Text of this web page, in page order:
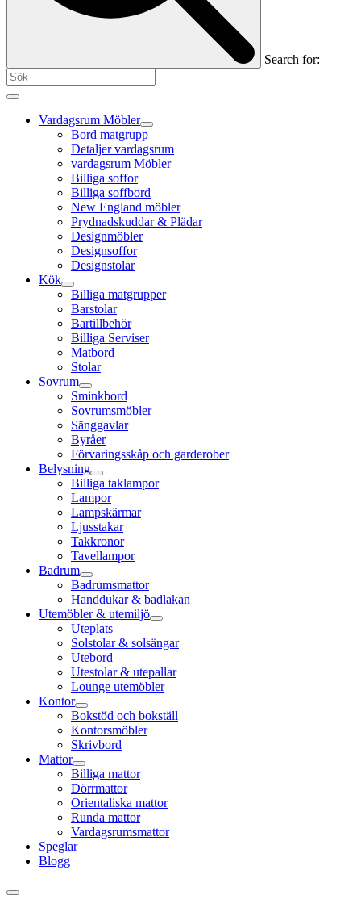
Search for:
Vardagsrum Möbler
Bord matgrupp
Detaljer vardagsrum
vardagsrum Möbler
Billiga soffor
Billiga soffbord
New England möbler
Prydnadskuddar & Plädar
Designmöbler
Designsoffor
Designstolar
Kök
Billiga matgrupper
Barstolar
Bartillbehör
Billiga Serviser
Matbord
Stolar
Sovrum
Sminkbord
Sovrumsmöbler
Sänggavlar
Byråer
Förvaringsskåp och garderober
Belysning
Billiga taklampor
Lampor
Lampskärmar
Ljusstakar
Takkronor
Tavellampor
Badrum
Badrumsmattor
Handdukar & badlakan
Utemöbler & utemiljö
Uteplats
Solstolar & solsängar
Utebord
Utestolar & utepallar
Lounge utemöbler
Kontor
Bokstöd och bokställ
Kontorsmöbler
Skrivbord
Mattor
Billiga mattor
Dörrmattor
Orientaliska mattor
Runda mattor
Vardagsrumsmattor
Speglar
Blogg